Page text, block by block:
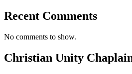
Recent Comments
No comments to show.
Christian Unity